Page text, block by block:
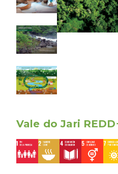
Vale do Jari